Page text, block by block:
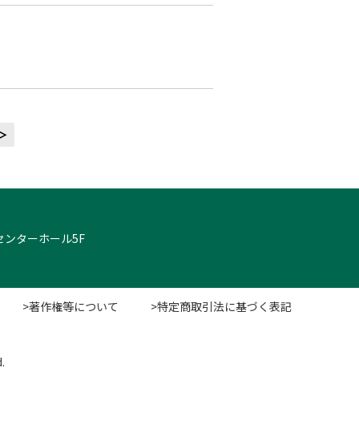
ターホール5F
>著作権等について
>特定商取引法に基づく表記